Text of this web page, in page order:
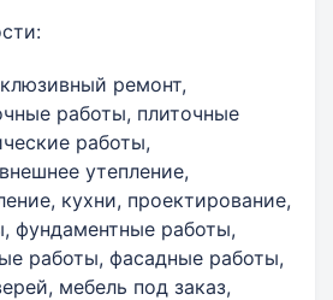
ремонт,
работы, плиточные
работы,
утепление,
кухни, проектирование,
фундаментные работы,
работы, фасадные работы,
мебель под заказ,